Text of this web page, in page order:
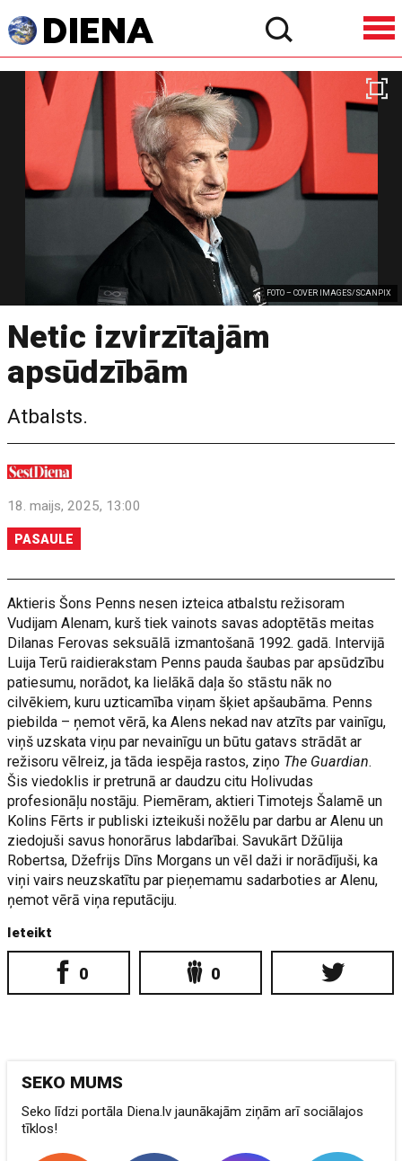
FOTO – COVER IMAGES/SCANPIX
Netic izvirzītajām
apsūdzībām
Atbalsts.
18. maijs, 2025, 13:00
PASAULE
Aktieris Šons Penns nesen izteica atbalstu režisoram
Vudijam Alenam, kurš tiek vainots savas adoptētās meitas
Dilanas Ferovas seksuālā izmantošanā 1992. gadā. Intervijā
Luija Terū raidierakstam Penns pauda šaubas par apsūdzību
patiesumu, norādot, ka lielākā daļa šo stāstu nāk no
cilvēkiem, kuru uzticamība viņam šķiet apšaubāma. Penns
piebilda – ņemot vērā, ka Alens nekad nav atzīts par vainīgu,
viņš uzskata viņu par nevainīgu un būtu gatavs strādāt ar
režisoru vēlreiz, ja tāda iespēja rastos, ziņo The Guardian.
Šis viedoklis ir pretrunā ar daudzu citu Holivudas
profesionāļu nostāju. Piemēram, aktieri Timotejs Šalamē un
Kolins Fērts ir publiski izteikuši nožēlu par darbu ar Alenu un
ziedojuši savus honorārus labdarībai. Savukārt Džūlija
Robertsa, Džefrijs Dīns Morgans un vēl daži ir norādījuši, ka
viņi vairs neuzskatītu par pieņemamu sadarboties ar Alenu,
ņemot vērā viņa reputāciju.
Ieteikt
0 0
SEKO MUMS
Seko līdzi portāla Diena.lv jaunākajām ziņām arī sociālajos
tīklos!